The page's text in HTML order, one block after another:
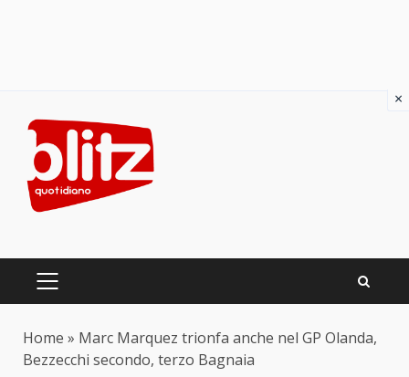
content
PRIMARY
Home » Marc Marquez trionfa anche nel GP Olanda,
Bezzecchi secondo, terzo Bagnaia
×